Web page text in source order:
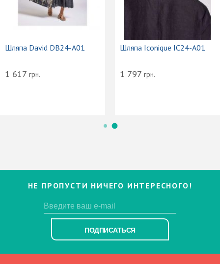
Шляпа David DB24-A01
1 617 грн.
Шляпа Iconique IC24-A01
1 797 грн.
НЕ ПРОПУСТИ НИЧЕГО ИНТЕРЕСНОГО!
ПОДПИСАТЬСЯ